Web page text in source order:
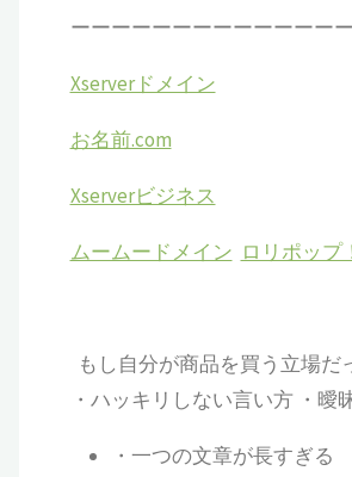
ーーーーーーーーーーーーー
Xserverドメイン
お名前.com
Xserverビジネス
ムームードメイン ロリポップ
もし自分が商品を買う立場だ
・ハッキリしない言い方 ・ 曖
・ 一つの文章が長すぎる